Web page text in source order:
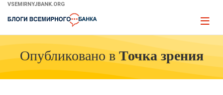
Skip
Main
VSEMIRNYJBANK.ORG
Page
Опубликовано в Точка зрения